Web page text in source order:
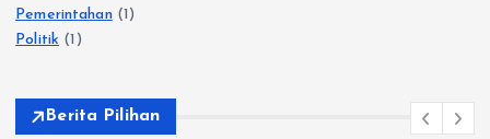
Pemerintahan(1)
Politik (1)
Berita Pilihan